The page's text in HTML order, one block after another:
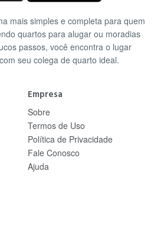
mais simples e completa para quem
quartos para alugar ou moradias
passos, você encontra o lugar
seu colega de quarto ideal.
Empresa
Sobre
Termos de Uso
Política de Privacidade
Fale Conosco
Ajuda